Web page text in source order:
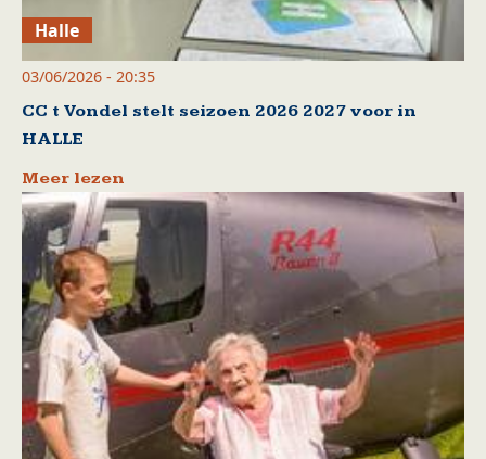
Halle
03/06/2026 - 20:35
CC t Vondel stelt seizoen 2026 2027 voor in
HALLE
Meer lezen